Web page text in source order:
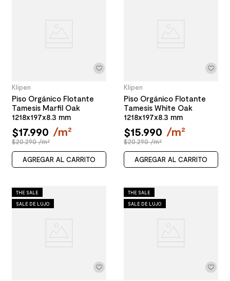
Klipen
Piso Orgánico Flotante
Tamesis Marfil Oak
1218x197x8.3 mm
$17.990 /m²
$20.290 /m²
AGREGAR AL CARRITO
Klipen
Piso Orgánico Flotante
Tamesis White Oak
1218x197x8.3 mm
$15.990 /m²
$20.290 /m²
AGREGAR AL CARRITO
THE SALE
SALE DE LUJO
THE SALE
SALE DE LUJO